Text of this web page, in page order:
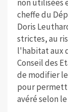
non utilisées
cheffe du
Doris
strictes, au
l'habitat aux
Conseil des
de modifier
pour
avéré selon